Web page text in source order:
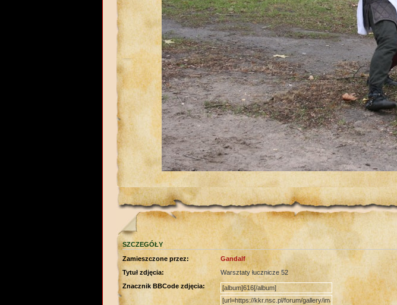
SZCZEGÓŁY
Zamieszczone przez:
Gandalf
Tytuł zdjęcia:
Warsztaty łucznicze 52
Znacznik BBCode zdjęcia: